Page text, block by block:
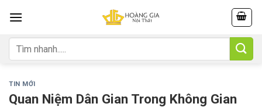
content
Tìm
kiếm:
TIN MỚI
Quan Niệm Dân Gian Trong Không Gian